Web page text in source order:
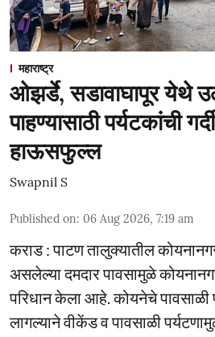
महाराष्ट्र
ओझर्डे, सडावाघापूर येथे
पाहण्यासाठी पर्यटकांची
हाऊसफुल्ल
Swapnil S
Published on: 06 Aug 2026, 7:19 am
कराड : पाटण तालुक्यातील
असलेल्या दमदार पावसामुळे
परिधान केला आहे. कोयनेचे
लागल्याने वीकेंड व पावसाळी